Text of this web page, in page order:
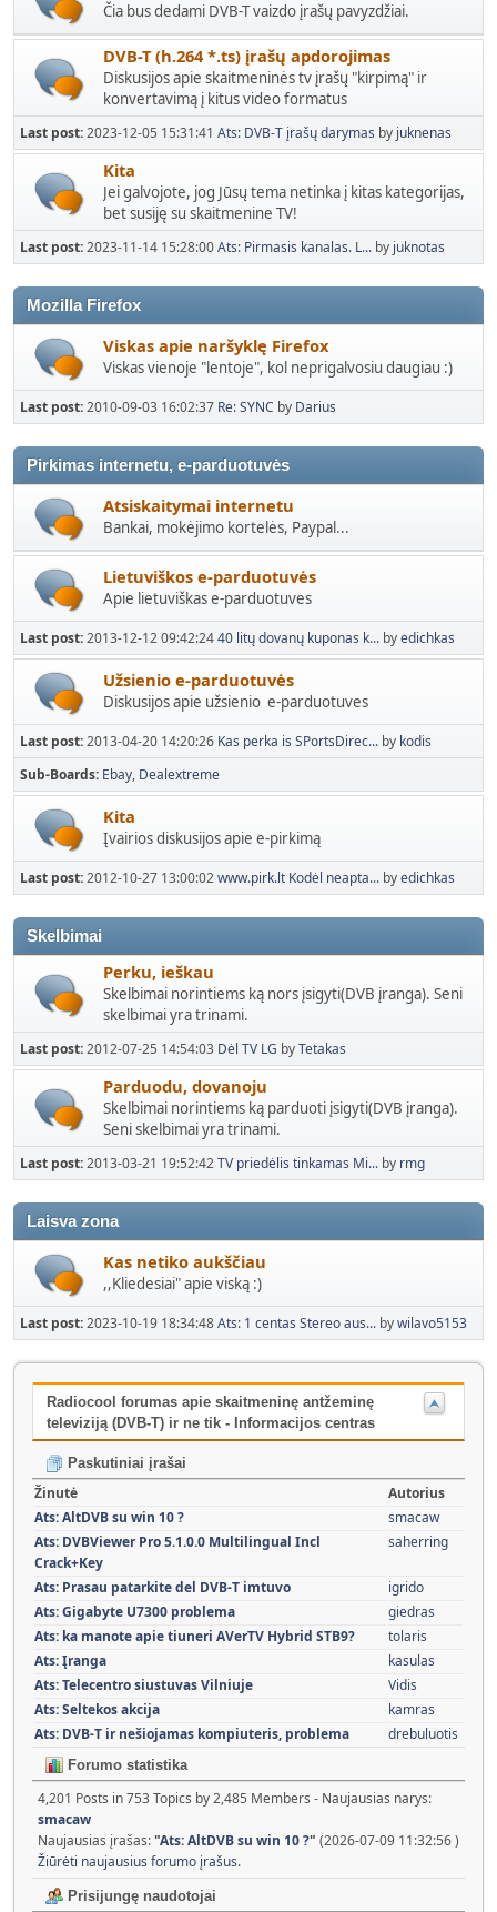
Čia bus dedami DVB-T vaizdo įrašų pavyzdžiai.
DVB-T (h.264 *.ts) įrašų apdorojimas
Diskusijos apie skaitmeninės tv įrašų "kirpimą" ir
konvertavimą į kitus video formatus
Last post:2023-12-05 15:31:41 Ats: DVB-T įrašų darymas by juknenas
Kita
Jei galvojote, jog Jūsų tema netinka į kitas kategorijas,
bet susiję su skaitmenine TV!
Last post:2023-11-14 15:28:00Ats: Pirmasis kanalas. L... by juknotas
Mozilla Firefox
Viskas apie naršyklę Firefox
Viskas vienoje "lentoje", kol neprigalvosiu daugiau :)
Last post:2010-09-03 16:02:37 Re: SYNC by Darius
Pirkimas internetu, e-parduotuvės
Atsiskaitymai internetu
Bankai, mokėjimo kortelės, Paypal...
Lietuviškos e-parduotuvės
Apie lietuviškas e-parduotuves
Last post:2013-12-12 09:42:2440 litų dovanų kuponas k... byedichkas
Užsienio e-parduotuvės
Diskusijos apie užsienio e-parduotuves
Last post:2013-04-20 14:20:26 Kas perka is SPortsDirec... by kodis
Sub-Boards Ebay Dealextreme
Kita
Įvairios diskusijos apie e-pirkimą
Last post:2012-10-27 13:00:02www.pirk.lt Kodėl neapta... byedichkas
Skelbimai
Perku, ieškau
Skelbimai norintiems ką nors įsigyti(DVB įranga). Seni
skelbimai yra trinami.
Last post:2012-07-25 14:54:03 Dėl TV LG byTetakas
Parduodu, dovanoju
Skelbimai norintiems ką parduoti įsigyti(DVB įranga).
Seni skelbimai yra trinami.
Last post:2013-03-21 19:52:42TV priedėlis tinkamas Mi... by rmg
Laisva zona
Kas netiko aukščiau
,,Kliedesiai" apie viską :)
Last post:2023-10-19 18:34:48Ats: 1 centas Stereo aus... bywilavo5153
Radiocool forumas apie skaitmeninę antžeminę
televiziją (DVB-T) ir ne tik - Informacijos centras
Paskutiniai įrašai
Žinutė
Autorius
Ats: AltDVB su win 10 ?
smacaw
Ats: DVBViewer Pro 5.1.0.0 Multilingual Incl
Crack+Key
saherring
Ats: Prasau patarkite del DVB-T imtuvo
igrido
Ats: Gigabyte U7300 problema
giedras
Ats: ka manote apie tiuneri AVerTV Hybrid STB9?
tolaris
Ats: Įranga
kasulas
Ats: Telecentro siustuvas Vilniuje
Vidis
Ats: Seltekos akcija
kamras
Ats: DVB-T ir nešiojamas kompiuteris, problema
drebuluotis
Forumo statistika
4,201 Posts in 753 Topics by 2,485 Members - Naujausias narys:
smacaw
Naujausias įrašas:"Ats: AltDVB su win 10 ?" (2026-07-09 11:32:56 )
Žiūrėti naujausius forumo įrašus.
Prisijungę naudotojai